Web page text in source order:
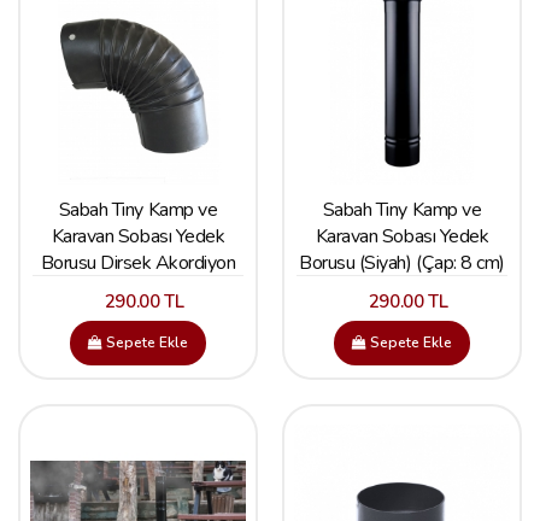
Sabah Tiny Kamp ve
Karavan Sobası Yedek
Borusu Dirsek Akordiyon
(Siyah) (Çap:8 cm)
290.00 TL
Sepete Ekle
Sabah Tiny Kamp ve
Karavan Sobası Yedek
Borusu (Siyah) (Çap: 8 cm)
290.00 TL
Sepete Ekle